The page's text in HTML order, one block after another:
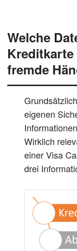
Welche
fremde
eigenen
Wirklich
einer Visa
drei